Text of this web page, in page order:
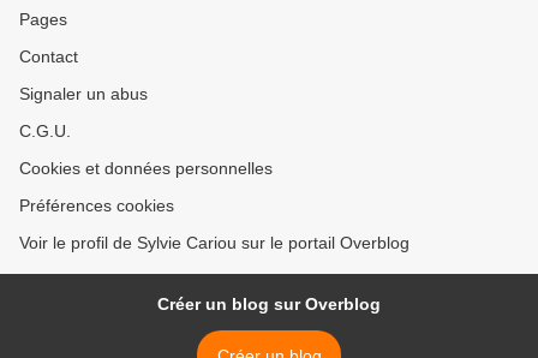
Pages
Contact
Signaler un abus
C.G.U.
Cookies et données personnelles
Préférences cookies
Voir le profil de Sylvie Cariou sur le portail Overblog
Créer un blog sur Overblog